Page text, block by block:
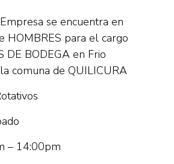
se encuentra en
HOMBRES para el cargo
DE BODEGA en Frio
comuna de QUILICURA
– 14:00pm